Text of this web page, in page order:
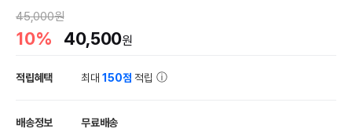
45,000원
10% 40,500원
적립혜택 최대150점 적립
배송정보 무료배송